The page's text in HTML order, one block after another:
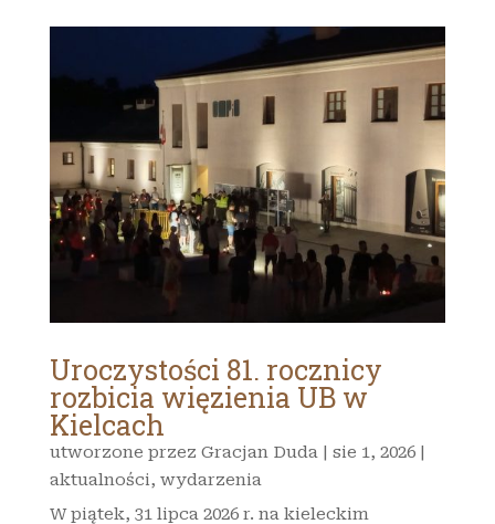
Uroczystości 81. rocznicy
rozbicia więzienia UB w
Kielcach
utworzone przez Gracjan Duda| sie 1, 2026|
aktualności, wydarzenia
W piątek, 31 lipca 2026 r. na kieleckim